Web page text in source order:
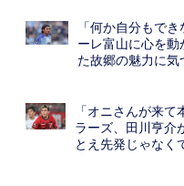
「何か自分もで
ーレ富山に心を動
た故郷の魅力に気
「オニさんが来
ラーズ、田川亨介
とえ先発じゃなく